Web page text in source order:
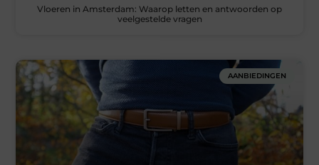
Vloeren in Amsterdam: Waarop letten en antwoorden op
veelgestelde vragen
AANBIEDINGEN